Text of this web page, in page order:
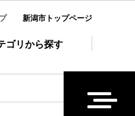
新潟市トップページ
ゴリから探す